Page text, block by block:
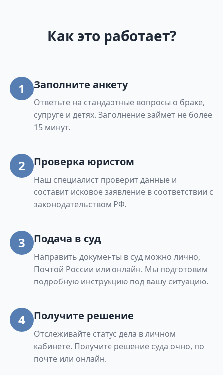
Как это работает?
1 Заполните анкету
Ответьте на стандартные вопросы о браке,
супруге и детях. Заполнение займет не более
15 минут.
2 Проверка юристом
Наш специалист проверит данные и
составит исковое заявление в соответствии с
законодательством РФ.
3 Подача в суд
Направить документы в суд можно лично,
Почтой России или онлайн. Мы подготовим
подробную инструкцию под вашу ситуацию.
4 Получите решение
Отслеживайте статус дела в личном
кабинете. Получите решение суда очно, по
почте или онлайн.